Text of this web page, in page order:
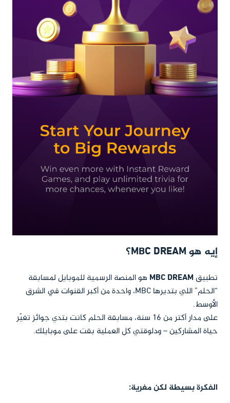
إيه هو MBC DREAM؟
تطبيقMBC DREAM هو المنصة الرسمية للموبايل لمسابقة
“الحلم” اللي بتديرها MBC، واحدة من أكبر القنوات في الشرق
الأوسط.
على مدار أكتر من 16 سنة، مسابقة الحلم كانت بتدي جوائز تغيّر
حياة المشاركين – ودلوقتي كل العملية بقت على موبايلك.
الفكرة بسيطة لكن مغرية: